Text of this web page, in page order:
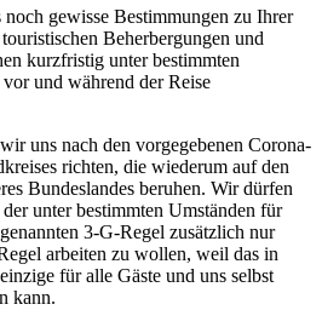
gewisse Bestimmungen zu Ihrer
Beherbergungen und
kurzfristig unter bestimmten
und während der Reise
uns nach den vorgegebenen Corona-
richten, die wiederum auf den
Bundeslandes beruhen. Wir dürfen
unter bestimmten Umständen für
3-G-Regel zusätzlich nur
arbeiten zu wollen, weil das in
für alle Gäste und uns selbst
kann.